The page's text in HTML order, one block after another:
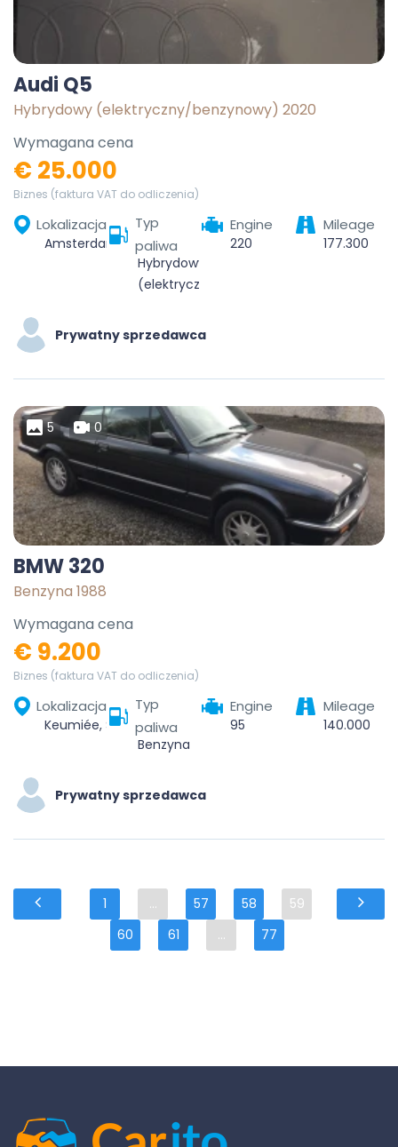
Audi Q5
Hybrydowy (elektryczny/benzynowy) 2020
Wymagana cena
€ 25.000
Biznes (faktura VAT do odliczenia)
Lokalizacja
Amsterdam, Noord-Holland, Nederland
Typ
paliwa
Hybrydowy
(elektryczny/benzynowy)
Engine
220
Mileage
177.300
Prywatny sprzedawca
5 0
BMW 320
Benzyna 1988
Wymagana cena
€ 9.200
Biznes (faktura VAT do odliczenia)
Lokalizacja
Keumiée, Sambreville, Namur, Wallonia, Belgium
Typ
paliwa
Benzyna
Engine
95
Mileage
140.000
Prywatny sprzedawca
1 ... 57 58
59
60
61 ... 77